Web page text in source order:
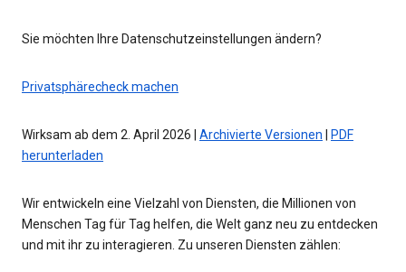
Sie möchten Ihre Datenschutzeinstellungen ändern?
Privatsphärecheck machen
Wirksam ab dem 2. April 2026 | Archivierte Versionen
PDF
herunterladen
Wir entwickeln eine Vielzahl von Diensten, die Millionen von
Menschen Tag für Tag helfen, die Welt ganz neu zu entdecken
und mit ihr zu interagieren. Zu unseren Diensten zählen: